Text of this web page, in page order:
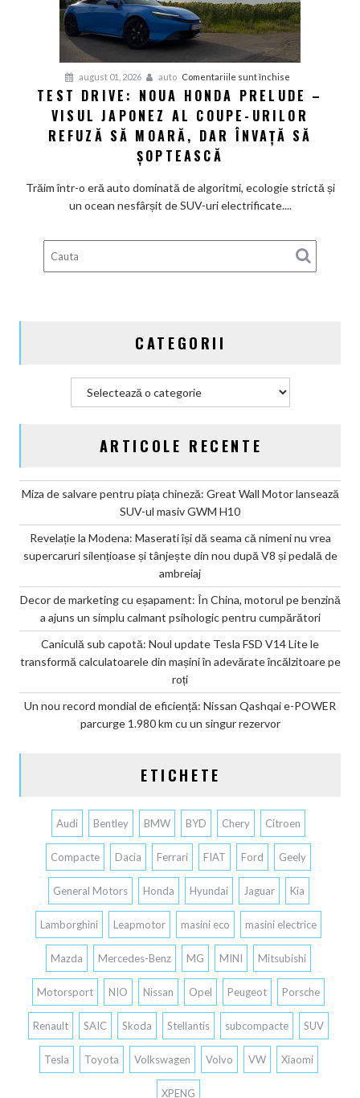
august 01, 2026 auto Comentariile sunt închise
Test
Drive:
Noua
coupe-
urilor
să
TEST DRIVE: NOUA HONDA PRELUDE –
VISUL JAPONEZ AL COUPE-URILOR
REFUZĂ SĂ MOARĂ, DAR ÎNVAȚĂ SĂ
ȘOPTEASCĂ
Trăim într-o eră auto dominată de algoritmi, ecologie strictă și
un ocean nesfârșit de SUV-uri electrificate....
CATEGORII
ARTICOLE RECENTE
Miza de salvare pentru piața chineză: Great Wall Motor lansează
SUV-ul masiv GWM H10
Revelație la Modena: Maserati își dă seama că nimeni nu vrea
supercaruri silențioase și tânjește din nou după V8 și pedală de
ambreiaj
Decor de marketing cu eșapament: În China, motorul pe benzină
a ajuns un simplu calmant psihologic pentru cumpărători
Caniculă sub capotă: Noul update Tesla FSD V14 Lite le
transformă calculatoarele din mașini în adevărate încălzitoare pe
roți
Un nou record mondial de eficiență: Nissan Qashqai e-POWER
parcurge 1.980 km cu un singur rezervor
ETICHETE
Audi Bentley BMW BYD Chery Citroen
Compacte Dacia Ferrari FIAT Ford Geely
General Motors Honda Hyundai Jaguar Kia
Lamborghini Leapmotor masini eco masini electrice
Mazda Mercedes-Benz MG MINI Mitsubishi
Motorsport NIO Nissan Opel Peugeot Porsche
Renault SAIC Skoda Stellantis subcompacte SUV
Tesla Toyota Volkswagen Volvo VW Xiaomi
XPENG